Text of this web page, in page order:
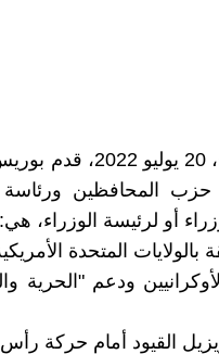
في كلمته الوداعية للبرلمان يوم
المحافظين ورئاسة
أو لرئيسة الوزراء، هي:
ودعم "الحرية
القيود أمام حركة رأس